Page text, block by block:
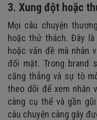
3. Xung đột hoặc
Mọi câu chuyện
hoặc thử thách. Đây
hoặc vấn đề mà nhân
đối mặt. Trong brand
căng thẳng và sự tò
theo dõi để xem nhân
càng cụ thể và gần
câu chuyện càng gây